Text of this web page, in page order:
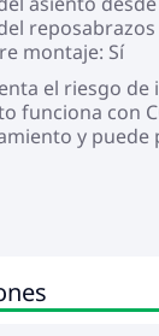
reposabrazos
montaje: Sí
el riesgo
funciona con
y